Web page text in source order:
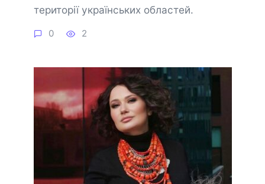
території українських областей.
0 2